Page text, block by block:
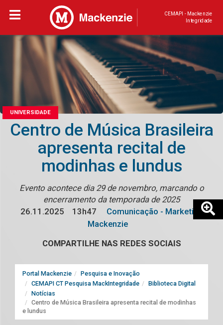
CEMAPI - Mackenzie
Integridade
UNIVERSIDADE
Centro de Música Brasileira
apresenta recital de
modinhas e lundus
Evento acontece dia 29 de novembro, marcando o
encerramento da temporada de 2025
26.11.2025
13h47
Comunicação - Marketing
Mackenzie
COMPARTILHE NAS REDES SOCIAIS
Portal Mackenzie
Pesquisa e Inovação
CEMAPI CT Pesquisa MackIntegridade
Biblioteca Digital
Notícias
Centro de Música Brasileira apresenta recital de modinhas
e lundus